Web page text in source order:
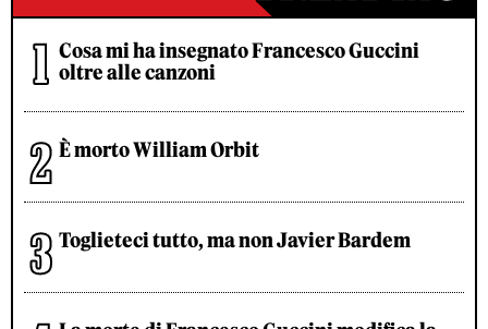
Cosa mi ha insegnato Francesco Guccini
oltre alle canzoni
È morto William Orbit
Toglieteci tutto, ma non Javier Bardem